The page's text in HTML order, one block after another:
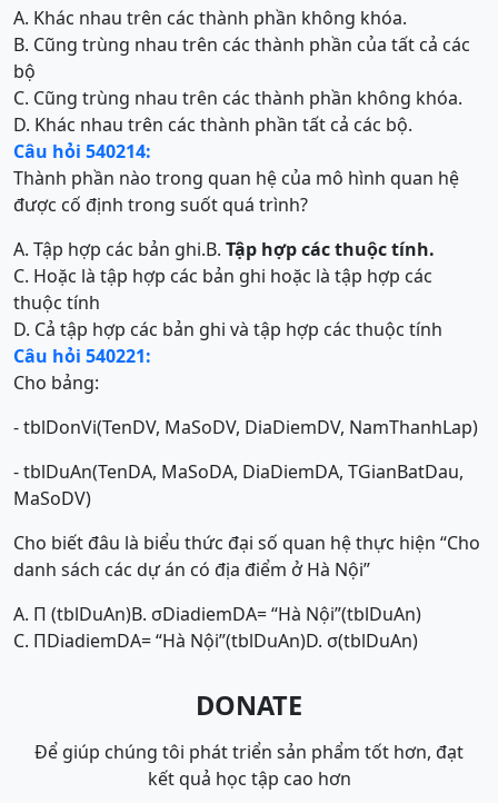
A. Khác nhau trên các thành phần không khóa.
B. Cũng trùng nhau trên các thành phần của tất cả các
bộ
C. Cũng trùng nhau trên các thành phần không khóa.
D. Khác nhau trên các thành phần tất cả các bộ.
Câu hỏi 540214:
Thành phần nào trong quan hệ của mô hình quan hệ
được cố định trong suốt quá trình?
A. Tập hợp các bản ghi.B. Tập hợp các thuộc tính.
C. Hoặc là tập hợp các bản ghi hoặc là tập hợp các
thuộc tính
D. Cả tập hợp các bản ghi và tập hợp các thuộc tính
Câu hỏi 540221:
Cho bảng:
- tblDonVi(TenDV, MaSoDV, DiaDiemDV, NamThanhLap)
- tblDuAn(TenDA, MaSoDA, DiaDiemDA, TGianBatDau,
MaSoDV)
Cho biết đâu là biểu thức đại số quan hệ thực hiện “Cho
danh sách các dự án có địa điểm ở Hà Nội”
A. Π (tblDuAn)B. σDiadiemDA= “Hà Nội”(tblDuAn)
C. ΠDiadiemDA= “Hà Nội”(tblDuAn)D. σ(tblDuAn)
DONATE
Để giúp chúng tôi phát triển sản phẩm tốt hơn, đạt
kết quả học tập cao hơn